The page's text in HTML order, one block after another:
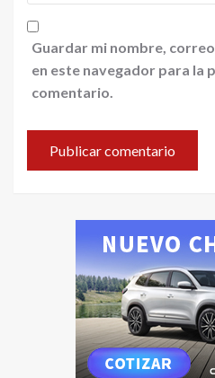
Guardar mi nombre,
en este navegador para la
comentario.